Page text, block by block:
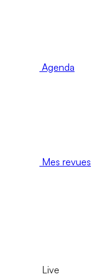
Agenda
Mes revues
Live